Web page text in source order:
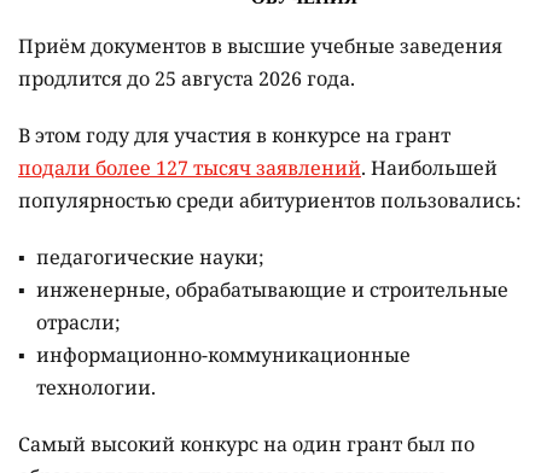
Приём документов в высшие учебные заведения
продлится до 25 августа 2026 года.
В этом году для участия в конкурсе на грант
подали более 127 тысяч заявлений. Наибольшей
популярностью среди абитуриентов пользовались:
педагогические науки;
инженерные, обрабатывающие и строительные
отрасли;
информационно-коммуникационные
технологии.
Самый высокий конкурс на один грант был по